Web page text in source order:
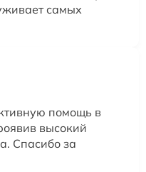
самых
помощь в
высокий
Спасибо за